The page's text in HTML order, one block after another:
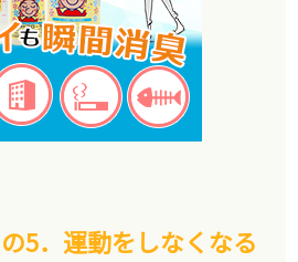
5．運動をしなくなる